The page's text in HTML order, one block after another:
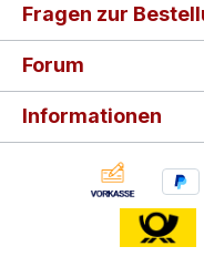
Fragen zur
Forum
Informationen